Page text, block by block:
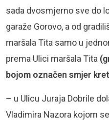
sada dvosmjerno sve do
garaže Gorovo, a od
maršala Tita samo u
prema Ulici maršala Tita
bojom označen smjer
– u Ulicu Juraja Dobrile
Vladimira Nazora kojom